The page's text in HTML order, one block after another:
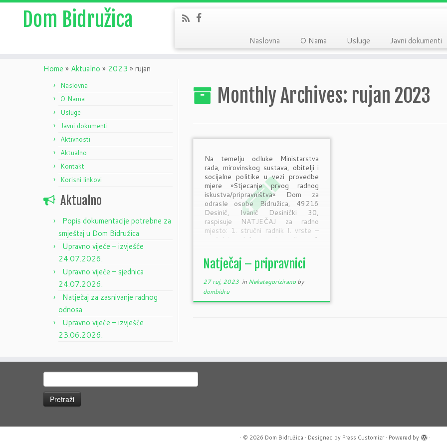
Dom Bidružica
Naslovna O Nama Usluge Javni dokumenti
Home » Aktualno » 2023 » rujan
Naslovna
O Nama
Usluge
Javni dokumenti
Aktivnosti
Aktualno
Kontakt
Korisni linkovi
Aktualno
Popis dokumentacije potrebne za
smještaj u Dom Bidružica
Upravno vijeće – izvješće
24.07.2026.
Upravno vijeće – sjednica
24.07.2026.
Natječaj za zasnivanje radnog
odnosa
Upravno vijeće – izvješće
23.06.2026.
Monthly Archives: rujan 2023
Na temelju odluke Ministarstva
rada, mirovinskog sustava, obitelji i
socijalne politike u vezi provedbe
mjere »Stjecanje prvog radnog
iskustva/pripravništva« Dom za
odrasle osobe Bidružica, 49216
Desinić, Ivanić Desinićki 30,
raspisuje NATJEČAJ za radno
mjesto: 1. stručni radnik I. vrste –
socijalni radnik – pripravnik – 1
Natječaj – pripravnici
27 ruj, 2023 in Nekategoriziranoby
dombidru
· © 2026 Dom Bidružica · Designed by Press Customizr· Powered by ·